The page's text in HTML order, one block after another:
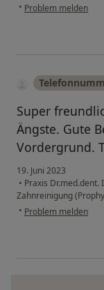
• Problem melden
Super
Ängste. Gute
Vordergrund.
19. Juni 2023
• Praxis Dr.med.dent.
Zahnreinigung
• Problem melden